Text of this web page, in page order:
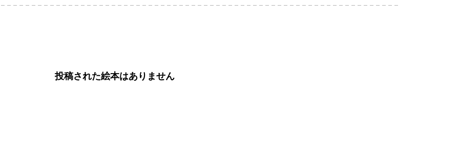
投稿された絵本はありません